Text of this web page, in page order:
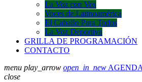
La Voz con Vos
Voces de Latinoamérica
El Caballo Para Todos
La Voz Deportiva
GRILLA DE PROGRAMACIÓN
CONTACTO
menu play_arrow open_in_new
close